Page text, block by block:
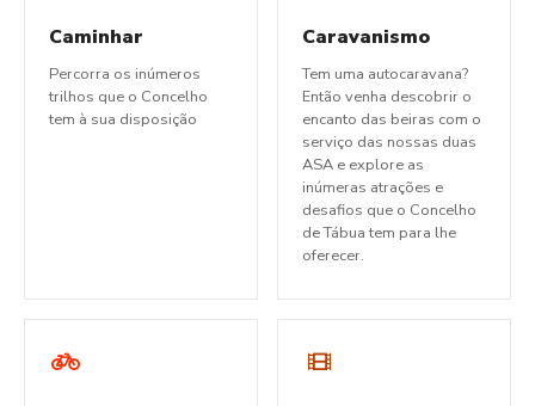
Caminhar
Percorra os inúmeros
trilhos que o Concelho
tem à sua disposição
Caravanismo
Tem uma autocaravana?
Então venha descobrir o
encanto das beiras com o
serviço das nossas duas
ASA e explore as
inúmeras atrações e
desafios que o Concelho
de Tábua tem para lhe
oferecer.